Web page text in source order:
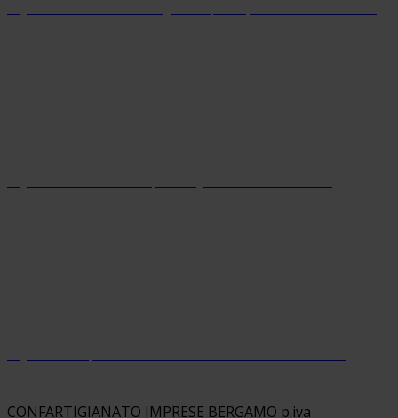
CONFARTIGIANATO IMPRESE BERGAMO p.iva